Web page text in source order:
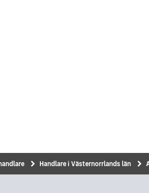
Handlare i Västernorrlands län